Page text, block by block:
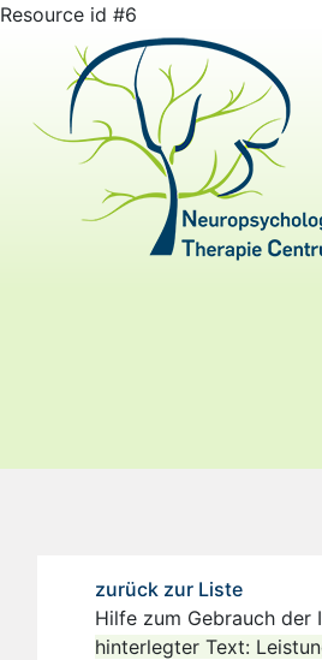
Resource id #6
zurück zur Liste
Hilfe zum Gebrauch der
hinterlegter Text: